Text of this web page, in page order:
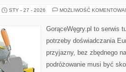
STY - 27 - 2026 MOŻLIWOŚĆ
GorąceWęgry.pl to serwis
potrzeby doświadczania
przyjazny, bez zbędnego
podróżowanie musi być